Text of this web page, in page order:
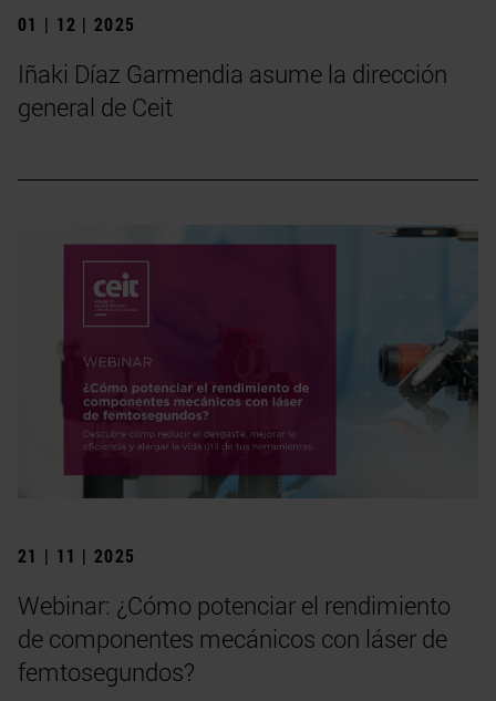
01 | 12 | 2025
Iñaki Díaz Garmendia asume la dirección
general de Ceit
21 | 11 | 2025
Webinar: ¿Cómo potenciar el rendimiento
de componentes mecánicos con láser de
femtosegundos?